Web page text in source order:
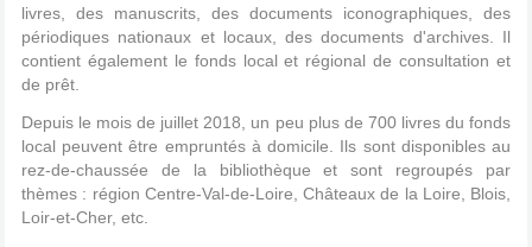
livres, des manuscrits, des documents iconographiques, des
périodiques nationaux et locaux, des documents d'archives. Il
contient également le fonds local et régional de consultation et
de prêt.
Depuis le mois de juillet 2018, un peu plus de 700 livres du fonds
local peuvent être empruntés à domicile. Ils sont disponibles au
rez-de-chaussée de la bibliothèque et sont regroupés par
thèmes : région Centre-Val-de-Loire, Châteaux de la Loire, Blois,
Loir-et-Cher, etc.